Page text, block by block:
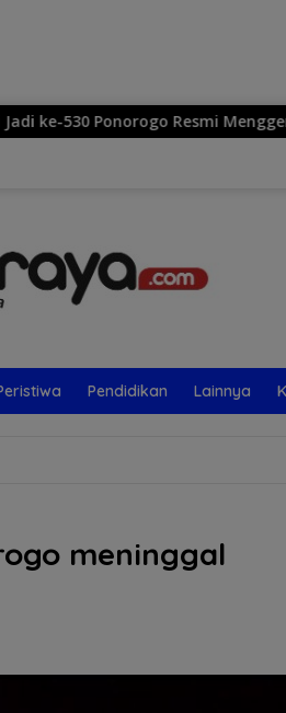
Resmi Menggema: Sekar Kinanthi,
Pendidikan Lainnya
meninggal